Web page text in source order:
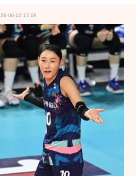
26-06-12 17:09